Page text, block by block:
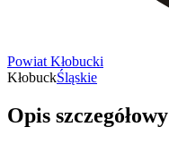
Powiat Kłobucki
KłobuckŚląskie
Opis szczegółowy